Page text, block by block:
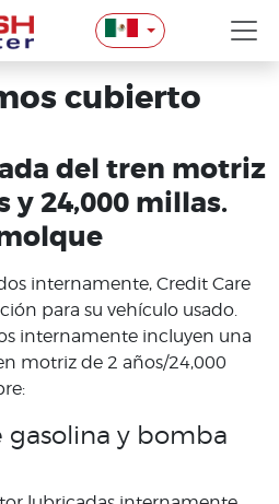
cubierto
del tren motriz
y 24,000 millas.
internamente, Credit Care
para su vehículo usado.
internamente incluyen una
motriz de 2 años/24,000
gasolina y bomba